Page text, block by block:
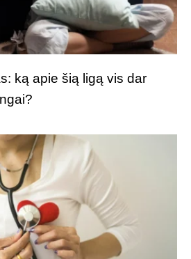
ką apie šią ligą vis dar